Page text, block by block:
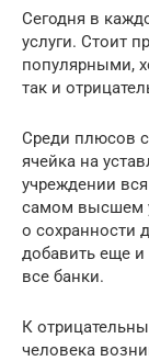
Сегодня в
услуги. Стоит
популярными,
так и
Среди плюсов
ячейка на
учреждении
самом высшем
о сохранности
добавить еще
все банки.
К
человека